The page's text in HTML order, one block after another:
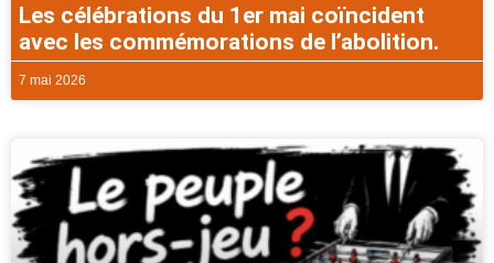
Les célébrations du 1er mai coïncident
avec les commémorations de l’abolition.
7 mai 2026